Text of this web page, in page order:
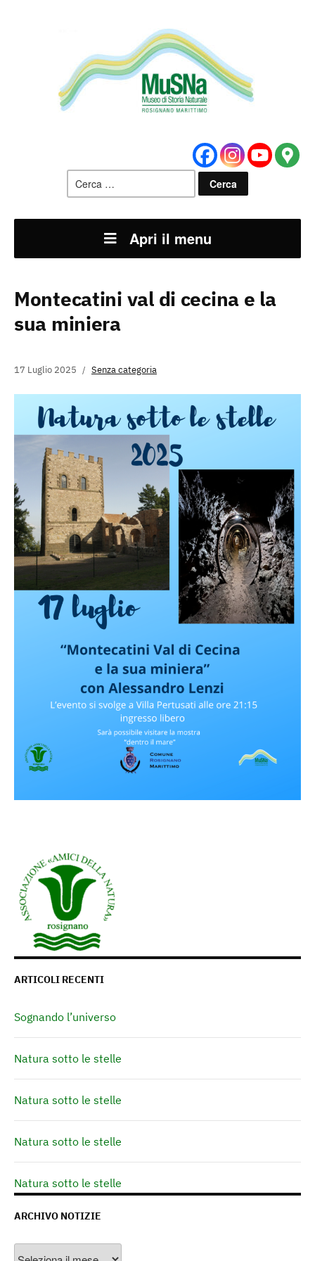
per:
Apri il menu
ARTICOLI RECENTI
Sognando l’universo
Natura sotto le stelle
Natura sotto le stelle
Natura sotto le stelle
Natura sotto le stelle
ARCHIVO NOTIZIE
Montecatini val di cecina e la
sua miniera
17 Luglio 2025 Senza categoria